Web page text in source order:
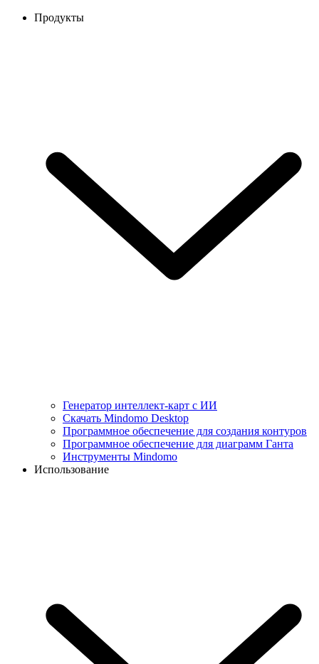
Продукты
Генератор интеллект-карт с ИИ
Скачать Mindomo Desktop
Программное обеспечение для создания контуров
Программное обеспечение для диаграмм Ганта
Инструменты Mindomo
Использование